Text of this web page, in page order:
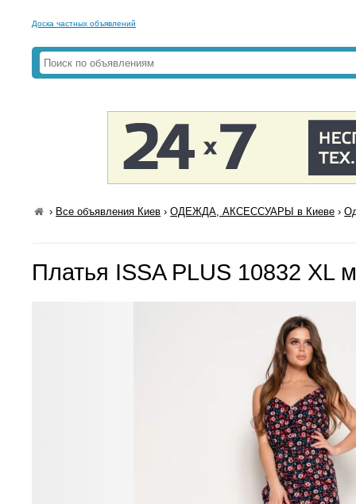
Доска частных объявлений
› Все объявления Киев ›ОДЕЖДА, АКСЕССУАРЫ в Киеве ›
Платья ISSA PLUS 10832 XL